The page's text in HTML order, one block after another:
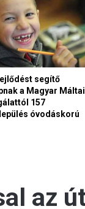
g
e
t
i
,
a
k
á
r
segítő
a Magyar Máltai
157
óvodáskorú